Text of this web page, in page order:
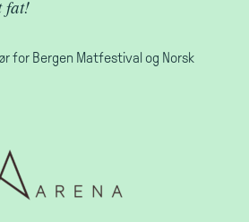
fat!
for Bergen Matfestival og Norsk